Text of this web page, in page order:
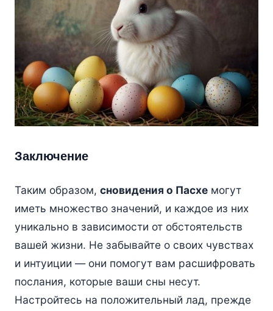
Заключение
Таким образом, сновидения о Пасхемогут
иметь множество значений, и каждое из них
уникально в зависимости от обстоятельств
вашей жизни. Не забывайте о своих чувствах
и интуиции — они помогут вам расшифровать
послания, которые ваши сны несут.
Настройтесь на положительный лад, прежде